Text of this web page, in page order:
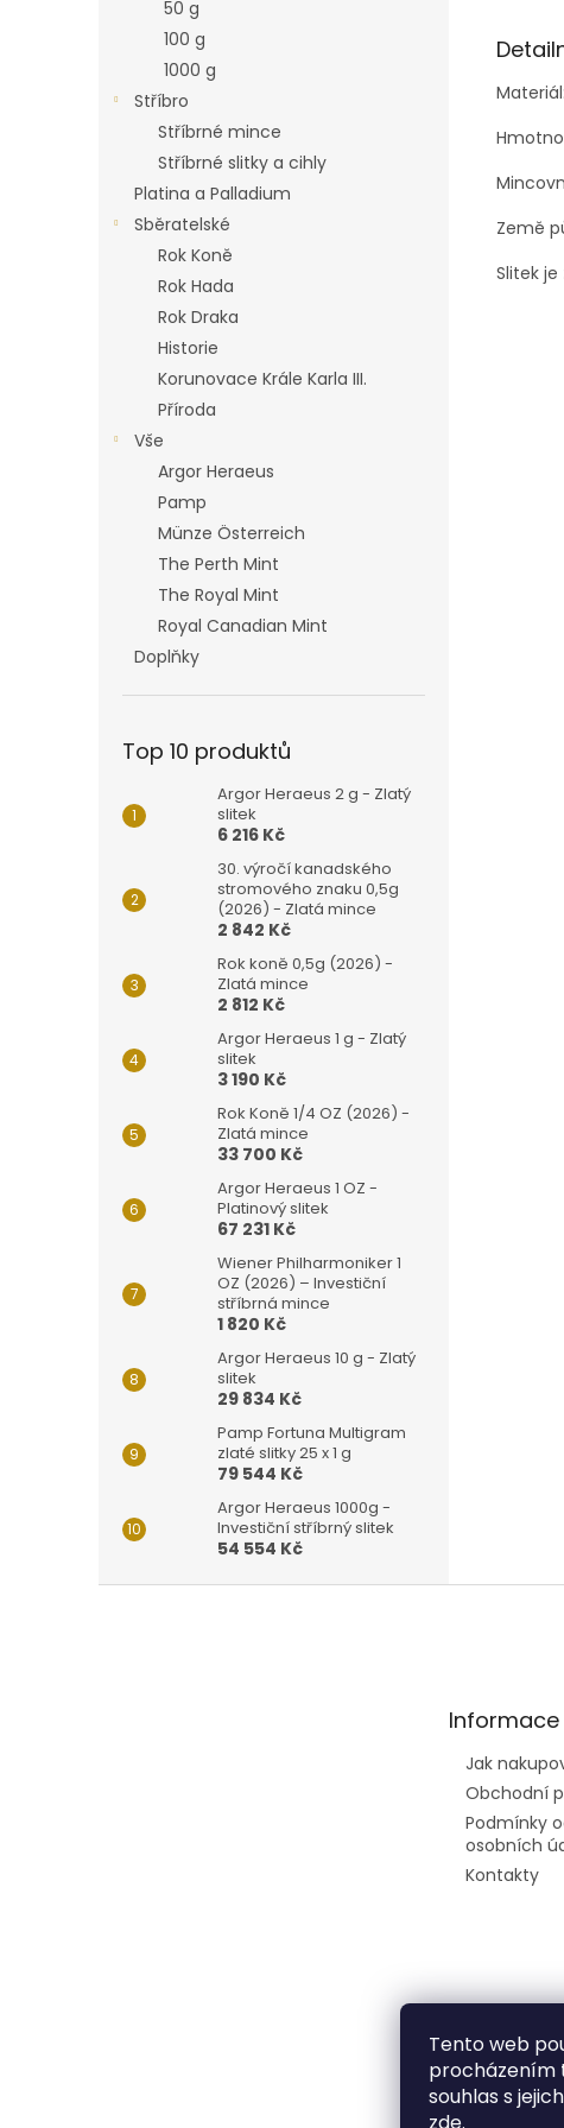
Tento web
procházením
souhlas s
50 g
100 g
1000 g
Stříbro
Stříbrné mince
Stříbrné slitky a cihly
Platina a Palladium
Sběratelské
Rok Koně
Rok Hada
Rok Draka
Historie
Korunovace Krále Karla III.
Příroda
Vše
Argor Heraeus
Pamp
Münze Österreich
The Perth Mint
The Royal Mint
Royal Canadian Mint
Doplňky
Top 10 produktů
Argor Heraeus 2 g - Zlatý
slitek
6 216 Kč
30. výročí kanadského
stromového znaku 0,5g
(2026) - Zlatá mince
2 842 Kč
Rok koně 0,5g (2026) -
Zlatá mince
2 812 Kč
Argor Heraeus 1 g - Zlatý
slitek
3 190 Kč
Rok Koně 1/4 OZ (2026) -
Zlatá mince
33 700 Kč
Argor Heraeus 1 OZ -
Platinový slitek
67 231 Kč
Wiener Philharmoniker 1
OZ (2026) – Investiční
stříbrná mince
1 820 Kč
Argor Heraeus 10 g - Zlatý
slitek
29 834 Kč
Pamp Fortuna Multigram
zlaté slitky 25 x 1 g
79 544 Kč
Argor Heraeus 1000g -
Investiční stříbrný slitek
54 554 Kč
Země
Slitek
Jak
Obchodní
Podmínky
osobních
Kontakty